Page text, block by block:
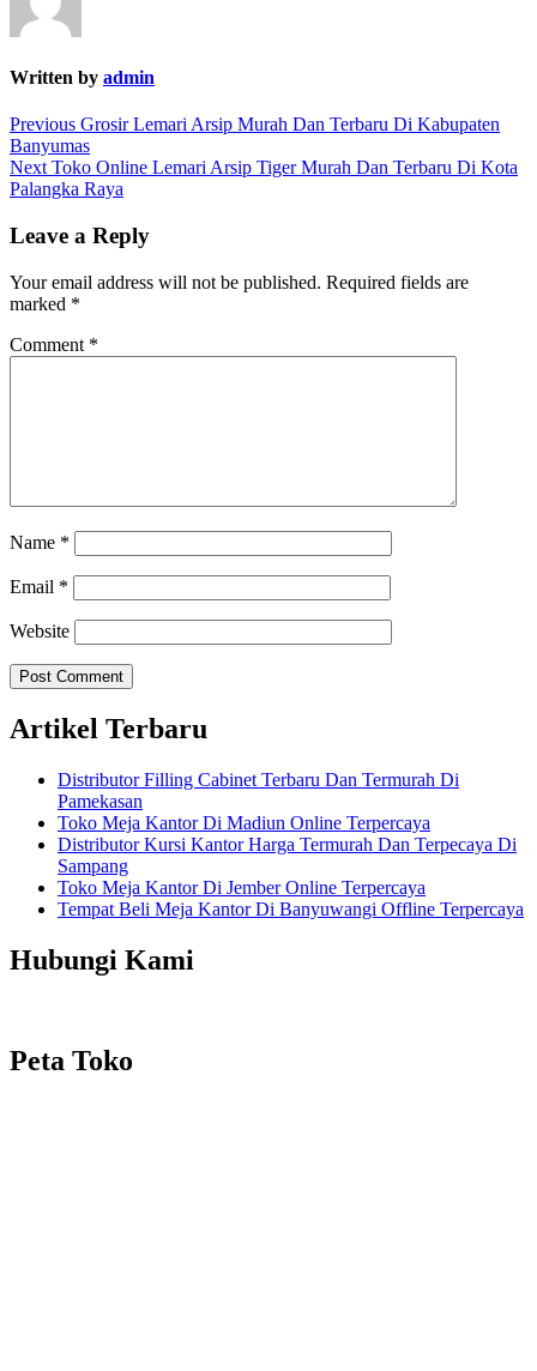
Written by admin
Post
navigation
Previous Previous
post:
Grosir Lemari Arsip Murah Dan Terbaru Di Kabupaten
Banyumas
Next Next
post:
Toko Online Lemari Arsip Tiger Murah Dan Terbaru Di Kota
Palangka Raya
Leave a Reply
Your email address will not be published. Required fields are
marked *
Comment *
Name *
Email *
Website
Artikel Terbaru
Distributor Filling Cabinet Terbaru Dan Termurah Di
Pamekasan
Toko Meja Kantor Di Madiun Online Terpercaya
Distributor Kursi Kantor Harga Termurah Dan Terpecaya Di
Sampang
Toko Meja Kantor Di Jember Online Terpercaya
Tempat Beli Meja Kantor Di Banyuwangi Offline Terpercaya
Hubungi Kami
Peta Toko